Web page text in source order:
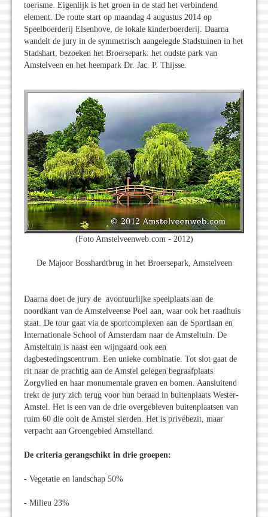
toerisme. Eigenlijk is het groen in de stad het verbindend
element. De route start op maandag 4 augustus 2014 op
Speelboerderij Elsenhove, de lokale kinderboerderij. Daarna
wandelt de jury in de symmetrisch aangelegde Stadstuinen in het
Stadshart, bezoeken het Broersepark: het oudste park van
Amstelveen en het heempark Dr. Jac. P. Thijsse.
(Foto Amstelveenweb.com - 2012)
De Majoor Bosshardtbrug in het Broersepark, Amstelveen
Daarna doet de jury de avontuurlijke speelplaats aan de
noordkant van de Amstelveense Poel aan, waar ook het raadhuis
staat. De tour gaat via de sportcomplexen aan de Sportlaan en
Internationale School of Amsterdam naar de Amsteltuin. De
Amsteltuin is naast een wijngaard ook een
dagbestedingscentrum. Een unieke combinatie. Tot slot gaat de
rit naar de prachtig aan de Amstel gelegen begraafplaats
Zorgvlied en haar monumentale graven en bomen. Aansluitend
trekt de jury zich terug voor hun beraad in buitenplaats Wester-
Amstel. Het is een van de drie overgebleven buitenplaatsen van
ruim 60 die ooit de Amstel sierden. Het is privébezit, maar
verpacht aan Groengebied Amstelland.
De criteria gerangschikt in drie groepen:
- Vegetatie en landschap 50%
- Milieu 23%